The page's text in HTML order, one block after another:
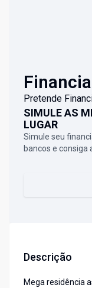
Pretende
SIMULE AS
LUGAR
Simule seu
bancos e consiga
Descrição
Mega residência